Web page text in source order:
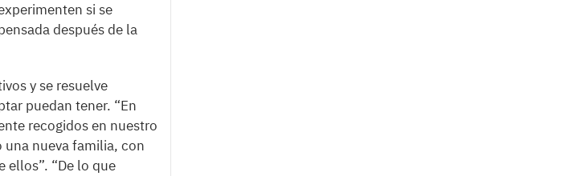
si se
después de la
y se resuelve
puedan tener. “En
recogidos en nuestro
una nueva familia, con
ellos”. “De lo que